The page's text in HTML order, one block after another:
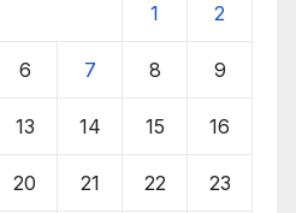
1 2
6 7 8 9
13 14 15 16
20 21 22 23